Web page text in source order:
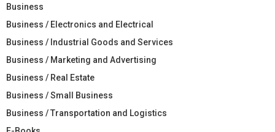
Business
Business / Electronics and Electrical
Business / Industrial Goods and Services
Business / Marketing and Advertising
Business / Real Estate
Business / Small Business
Business / Transportation and Logistics